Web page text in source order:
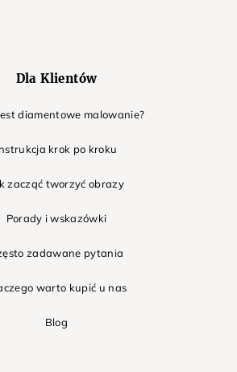
Dla Klientów
diamentowe malowanie?
krok po kroku
zacząć tworzyć obrazy
Porady i wskazówki
zadawane pytania
warto kupić u nas
Blog